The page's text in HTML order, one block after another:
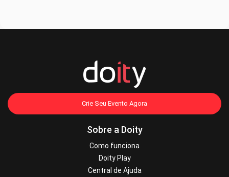
Crie Seu Evento Agora
Sobre a Doity
Como funciona
Doity Play
Central de Ajuda